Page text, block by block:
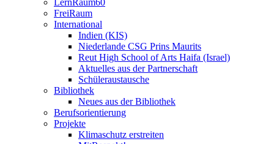
FreiRaum
International
Indien (KIS)
Niederlande CSG Prins Maurits
Reut High School of Arts Haifa (Israel)
Aktuelles aus der Partnerschaft
Schüleraustausche
Bibliothek
Neues aus der Bibliothek
Berufsorientierung
Projekte
Klimaschutz erstreiten